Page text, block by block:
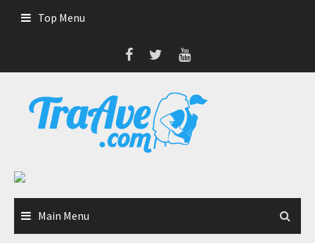
Top Menu
Main Menu